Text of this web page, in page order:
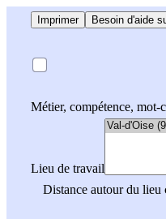
Imprimer Besoin d'aide
Métier, compétence, mot-
Lieu de travail
Distance autour du lieu